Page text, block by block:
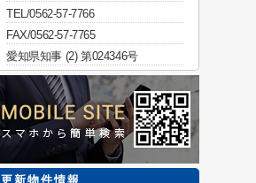
TEL/0562-57-7766
FAX/0562-57-7765
愛知県知事 (2) 第024346号
更新物件情報